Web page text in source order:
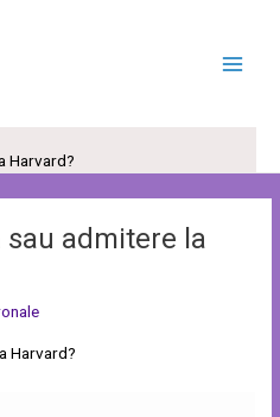
Menu
Harvard?
admitere la
Harvard?